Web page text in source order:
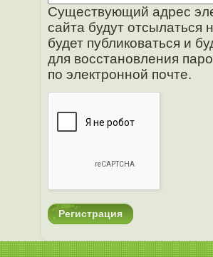
Существующий адрес
сайта будут отсылаться
будет публиковаться и
для восстановления
по электронной почте.